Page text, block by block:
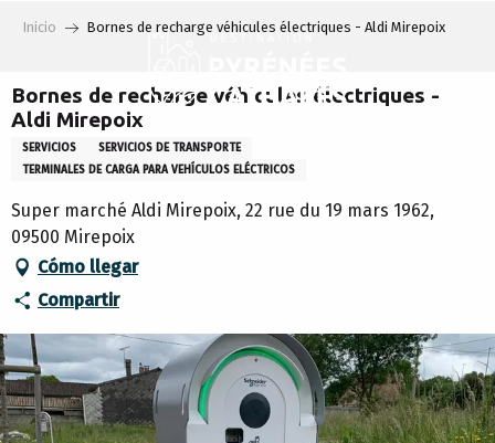
principal
Inicio Bornes de recharge véhicules électriques - Aldi Mirepoix
Bornes de recharge véhicules électriques -
Aldi Mirepoix
SERVICIOS
SERVICIOS DE TRANSPORTE
TERMINALES DE CARGA PARA VEHÍCULOS ELÉCTRICOS
Super marché Aldi Mirepoix, 22 rue du 19 mars 1962,
09500 Mirepoix
Cómo llegar
Compartir